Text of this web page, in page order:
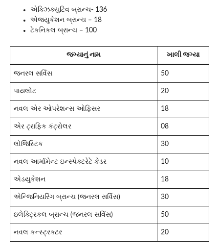
એક્ઝિક્યુટિવ બ્રાન્ચ- 136
એજ્યુકેશન બ્રાન્ચ – 18
ટેકનિકલ બ્રાન્ચ – 100
જગ્યાનું નામ ખાલી જગ્યા
જનરલ સર્વિસ 50
પાયલોટ 20
નવલ એર ઓપરેશન્સ ઓફિસર 18
એર ટ્રાફિક કંટ્રોલર 08
લોજિસ્ટિક 30
નવલ આર્મામેન્ટ ઇન્સ્પેક્ટરેટે કેડર 10
એડયુકેશન 18
એન્જિનિયરિંગ બ્રાન્ચ (જનરલ સર્વિસ) 30
ઇલેક્ટ્રિકલ બ્રાન્ચ (જનરલ સર્વિસ) 50
નવલ કન્સ્ટ્રક્ટર 20